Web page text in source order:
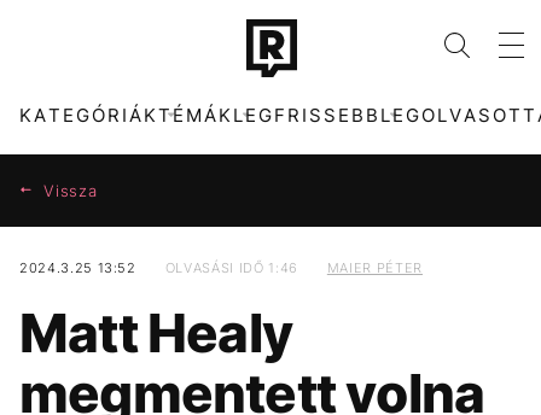
KATEGÓRIÁKTÉMÁKLEGFRISSEBB
ZENE DIVAT
KULTÚRA ENTR
KONCERT TIKTOK
HŐSÉG SEBESTYÉN BALÁZS
Vissza
2024.3.25 13:52 OLVASÁSI IDŐ 1:46 MAIER PÉTER
Matt Healy
megmentett volna